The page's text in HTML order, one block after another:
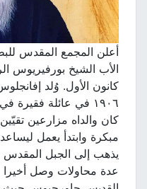
أعلن المجمع المقدس
١٩٠٦ في عائلة فقيرة
كان والداه مزارعين
مبكرة وابتدأ يعمل
يذهب إلى الجبل المقدس
عدة محاولات وصل أخيرا